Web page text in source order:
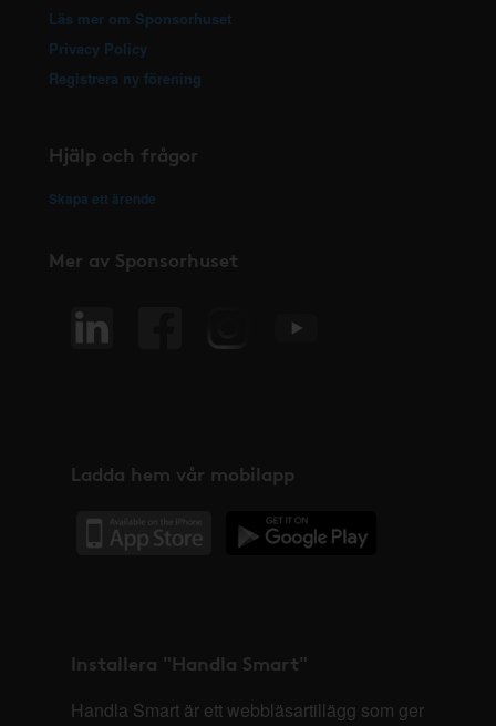
Läs mer om Sponsorhuset
Privacy Policy
Registrera ny förening
Hjälp och frågor
Skapa ett ärende
Mer av Sponsorhuset
Ladda hem vår mobilapp
Installera "Handla Smart"
Handla Smart är ett webbläsartillägg som ger